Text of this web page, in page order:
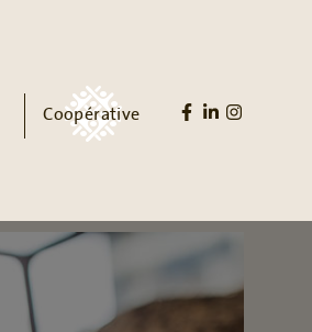
Coopérative